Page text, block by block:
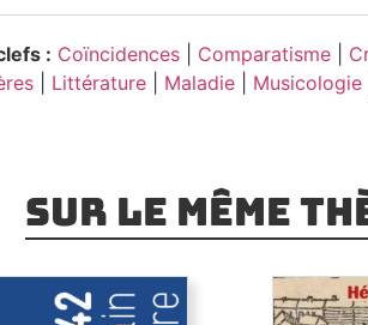
: Coïncidences| Comparatisme|
| Littérature| Maladie| Musicologie|
Sur le même